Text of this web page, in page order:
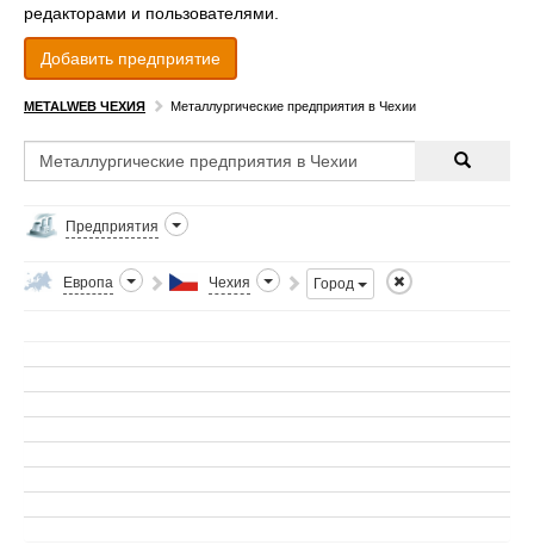
редакторами и пользователями.
Добавить предприятие
METALWEB ЧЕХИЯ Металлургические предприятия в Чехии
Предприятия
Европа Чехия Город